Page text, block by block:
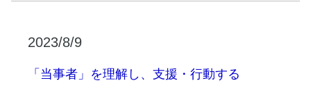
2023/8/9
「当事者」を理解し、支援・行動する